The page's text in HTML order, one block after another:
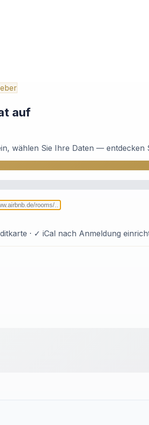
auf
wählen Sie Ihre Daten —
· ✓ iCal nach Anmeldung